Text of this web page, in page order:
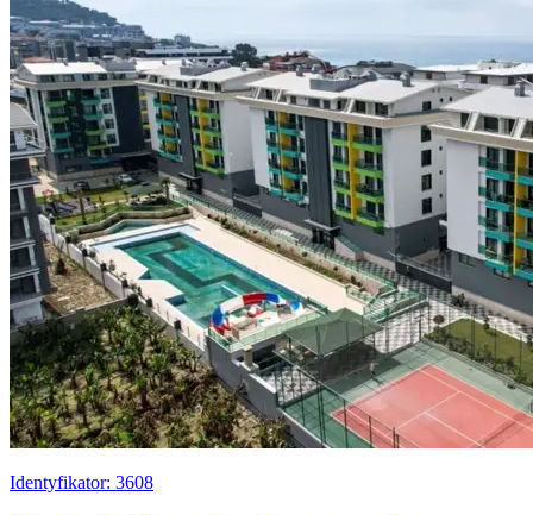
Identyfikator: 3608